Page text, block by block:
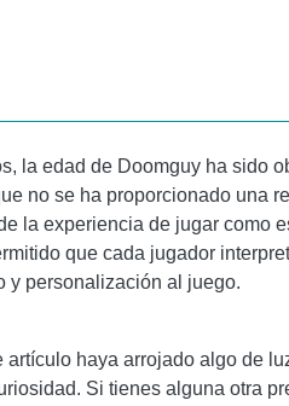
la edad de Doomguy ha sido
no se ha proporcionado una
la experiencia de jugar como
que cada jugador
y personalización al juego.
artículo haya arrojado algo de
Si tienes alguna otra